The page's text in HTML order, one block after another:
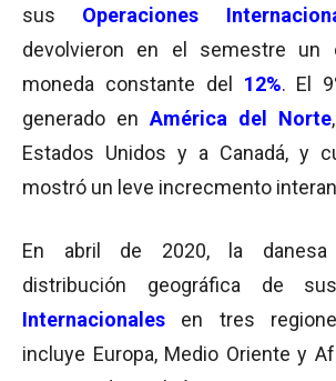
sus Operaciones
devolvieron en el semestre un
moneda constante del 12%. El
generado en América del Norte
Estados Unidos y a Canadá, y
mostró un leve increcmento
En abril de 2020, la danesa
distribución geográfica de
Internacionales en tres
incluye Europa, Medio Oriente y